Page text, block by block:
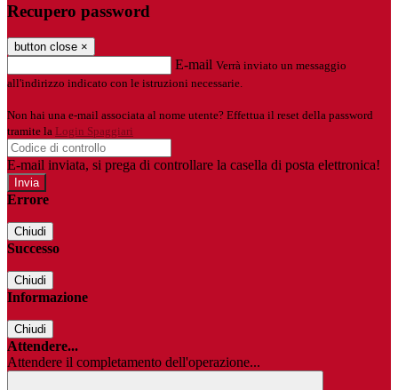
Recupero password
button close ×
E-mail Verrà inviato un messaggio
all'indirizzo indicato con le istruzioni necessarie.
Non hai una e-mail associata al nome utente? Effettua il reset della password
tramite la Login Spaggiari
E-mail inviata, si prega di controllare la casella di posta elettronica!
Errore
Chiudi
Successo
Chiudi
Informazione
Chiudi
Attendere...
Attendere il completamento dell'operazione...